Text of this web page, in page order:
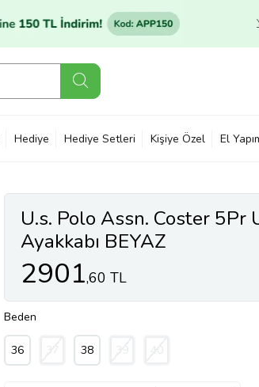
Hediye Hediye Setleri Kişiye Özel El
U.s. Polo Assn. Coster 5Pr
Ayakkabı BEYAZ
2901,60 TL
Beden
36 37 38 39 40